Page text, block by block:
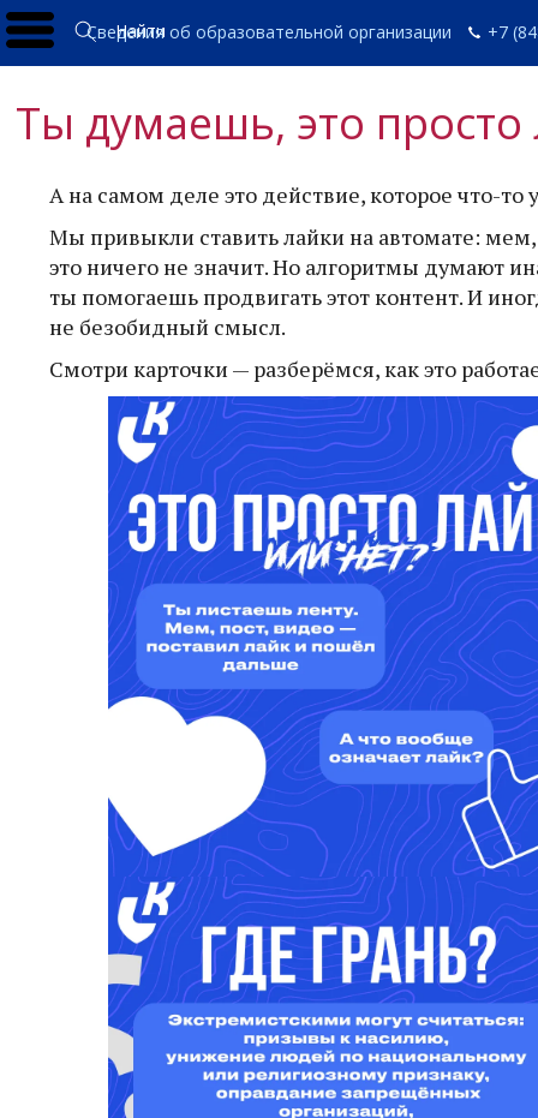
Найти
Сведения об образовательной организации +7
Ты думаешь, это
А на самом деле это действие, которое что-то
Мы привыкли ставить лайки на автомате:
это ничего не значит. Но алгоритмы думают
ты помогаешь продвигать этот контент. И
не безобидный смысл.
Смотри карточки — разберёмся, как это